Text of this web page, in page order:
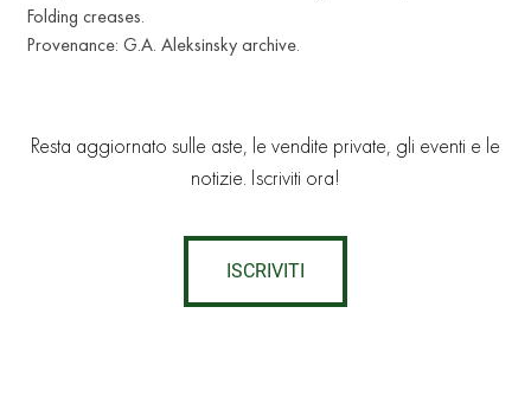
Folding creases.
Provenance: G.A. Aleksinsky archive.
Resta aggiornato sulle aste, le vendite private, gli eventi e le
notizie. Iscriviti ora!
ISCRIVITI